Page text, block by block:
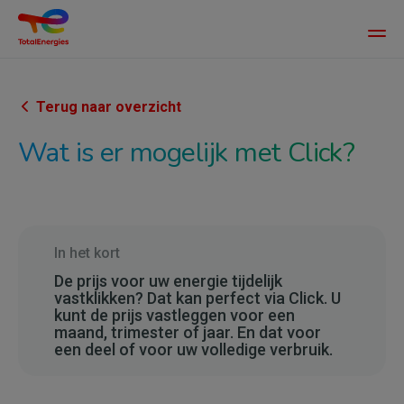
naar
inhoud
gaan
Main
Terug naar overzicht
Wat is er mogelijk met Click?
In het kort
De prijs voor uw energie tijdelijk
vastklikken? Dat kan perfect via Click. U
kunt de prijs vastleggen voor een
maand, trimester of jaar. En dat voor
een deel of voor uw volledige verbruik.